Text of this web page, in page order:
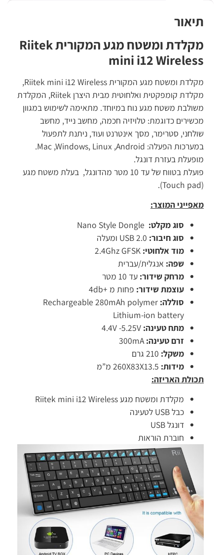
תיאור
מקלדת ומשטח מגע המקורית Riitek
mini i12 Wireless
מקלדת ומשטח מגע המקורית Riitek mini i12 Wireless,
מקלדת קומפקטית ואלחוטית מבית היצרן Riitek, המקלדת
משולבת משטח מגע נוח במיוחד. מתאימה לשימוש במגוון
מכשירים כדוגמת: טלויזיה חכמה, מחשב נייד, מחשב
שולחני, סטרימר, מסך אינטרנט ועוד, ניתנת לתפעול
במערכות הפעלה: Mac ,Windows, Linux ,Android.
מופעלת בעזרת דונגל.
פועלת בטווח של עד 10 מטר מהדונגל, בעלת משטח מגע
(Touch pad).
מאפייני המוצר:
סוג מקלט:
סוג חיבור:
מוד אלחוטי:
שפה: אנגלית/עברית
מרחק שידור: עד 10 מטר
עוצמת שידור: פחות מ +4db
סוללה: Rechargeable 280mAh polymer
Lithium-ion battery
מתח טעינה:
זרם טעינה:300mA
משקל:
מידות:
תכולת האריזה:
מקלדת ומשטח מגע Riitek mini i12 Wireless
כבל USB לטעינה
דונגל USB
חוברת הוראות